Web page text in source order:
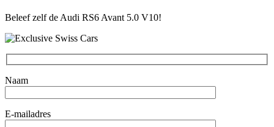
Beleef zelf de Audi RS6 Avant 5.0 V10!
Naam
E-mailadres